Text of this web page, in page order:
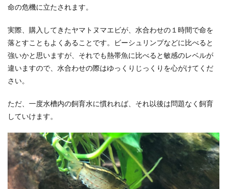
命の危機に立たされます。
実際、購入してきたヤマトヌマエビが、水合わせの１時間で命を
落とすこともよくあることです。ビーシュリンプなどに比べると
強いかと思いますが、それでも熱帯魚に比べると敏感のレベルが
違いますので、水合わせの際はゆっくりじっくりを心がけてくだ
さい。
ただ、一度水槽内の飼育水に慣れれば、それ以後は問題なく飼育
していけます。